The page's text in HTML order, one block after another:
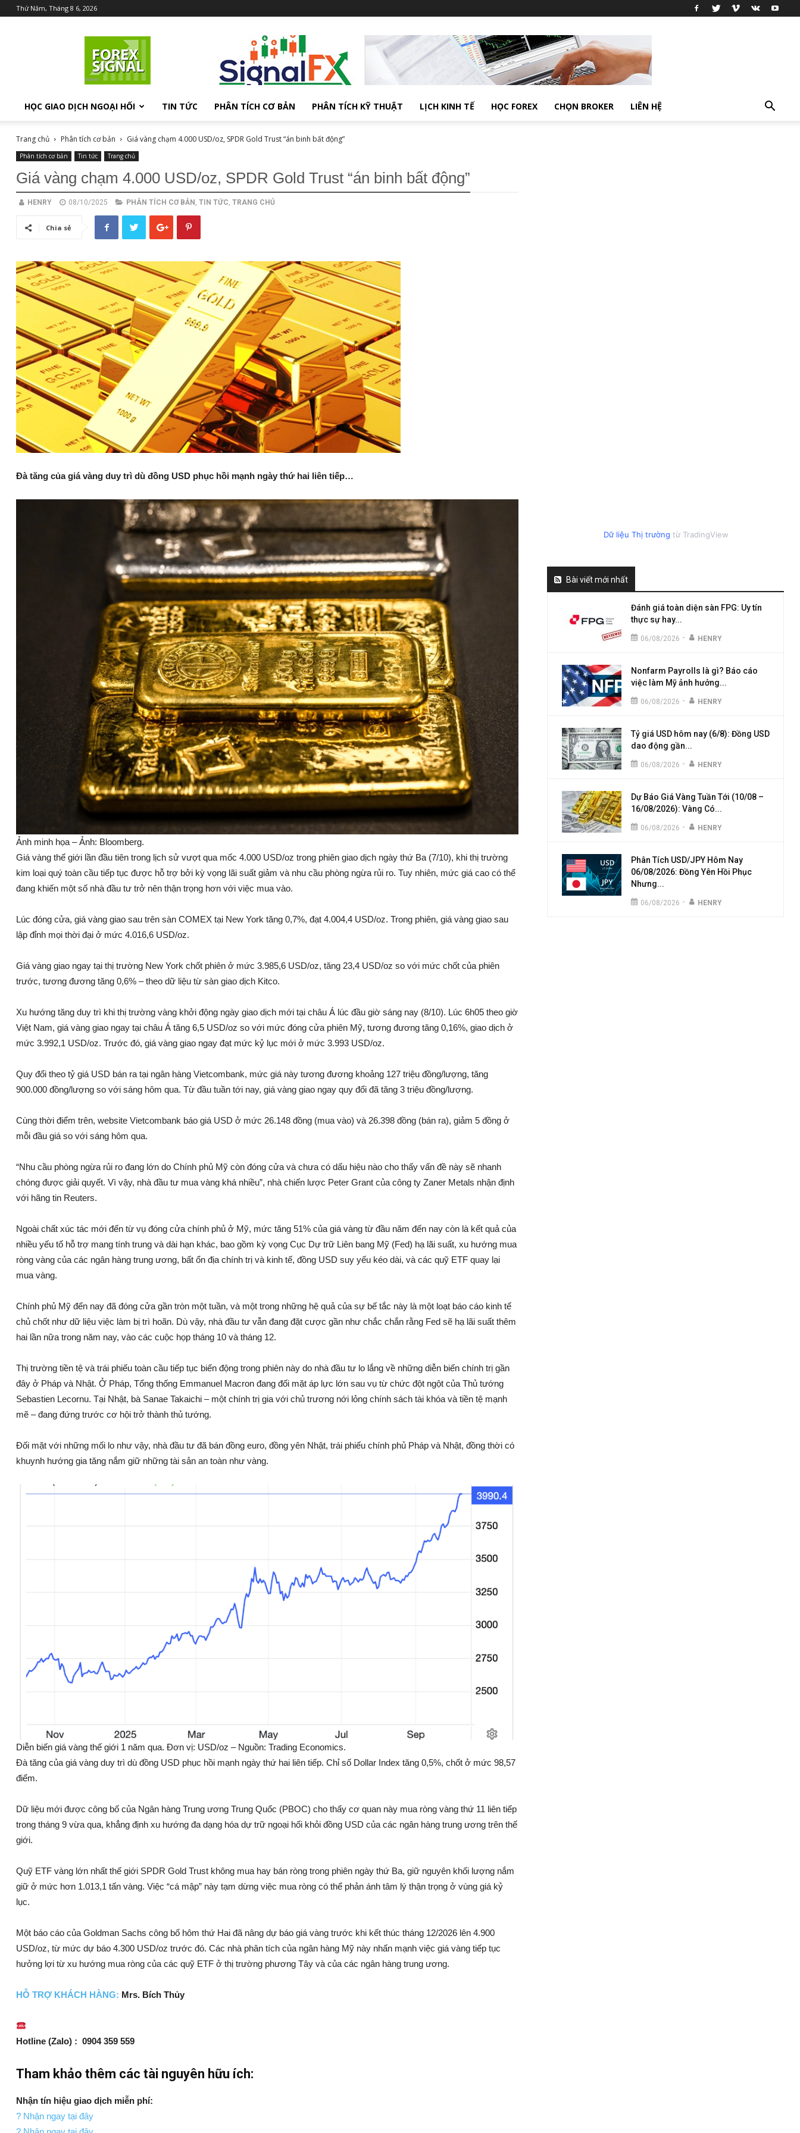
Thứ Năm, Tháng 8 6, 2026
HỌC GIAO DỊCH NGOẠI HỐI
TIN TỨC PHÂN TÍCH CƠ BẢN PHÂN TÍCH KỸ THUẬT LỊCH KINH TẾ HỌC FOREX CHỌN BROKER LIÊN HỆ
Trang chủ Phân tích cơ bản Giá vàng chạm 4.000 USD/oz, SPDR Gold Trust “án binh bất động”
Phân tích cơ bản Tin tức Trang chủ
Giá vàng chạm 4.000 USD/oz, SPDR Gold Trust “án binh bất động”
HENRY 08/10/2025 PHÂN TÍCH CƠ BẢN , TIN TỨC, TRANG CHỦ
Chia sẻ
Đà tăng của giá vàng duy trì dù đồng USD phục hồi mạnh ngày thứ hai liên tiếp…
Ảnh minh họa – Ảnh: Bloomberg.
Giá vàng thế giới lần đầu tiên trong lịch sử vượt qua mốc 4.000 USD/oz trong phiên giao dịch ngày thứ Ba (7/10), khi thị trường
kim loại quý toàn cầu tiếp tục được hỗ trợ bởi kỳ vọng lãi suất giảm và nhu cầu phòng ngừa rủi ro. Tuy nhiên, mức giá cao có thể
đang khiến một số nhà đầu tư trở nên thận trọng hơn với việc mua vào.
Lúc đóng cửa, giá vàng giao sau trên sàn COMEX tại New York tăng 0,7%, đạt 4.004,4 USD/oz. Trong phiên, giá vàng giao sau
lập đỉnh mọi thời đại ở mức 4.016,6 USD/oz.
Giá vàng giao ngay tại thị trường New York chốt phiên ở mức 3.985,6 USD/oz, tăng 23,4 USD/oz so với mức chốt của phiên
trước, tương đương tăng 0,6% – theo dữ liệu từ sàn giao dịch Kitco.
Xu hướng tăng duy trì khi thị trường vàng khởi động ngày giao dịch mới tại châu Á lúc đầu giờ sáng nay (8/10). Lúc 6h05 theo giờ
Việt Nam, giá vàng giao ngay tại châu Á tăng 6,5 USD/oz so với mức đóng cửa phiên Mỹ, tương đương tăng 0,16%, giao dịch ở
mức 3.992,1 USD/oz. Trước đó, giá vàng giao ngay đạt mức kỷ lục mới ở mức 3.993 USD/oz.
Quy đổi theo tỷ giá USD bán ra tại ngân hàng Vietcombank, mức giá này tương đương khoảng 127 triệu đồng/lượng, tăng
900.000 đồng/lượng so với sáng hôm qua. Từ đầu tuần tới nay, giá vàng giao ngay quy đổi đã tăng 3 triệu đồng/lượng.
Cùng thời điểm trên, website Vietcombank báo giá USD ở mức 26.148 đồng (mua vào) và 26.398 đồng (bán ra), giảm 5 đồng ở
mỗi đầu giá so với sáng hôm qua.
“Nhu cầu phòng ngừa rủi ro đang lớn do Chính phủ Mỹ còn đóng cửa và chưa có dấu hiệu nào cho thấy vấn đề này sẽ nhanh
chóng được giải quyết. Vì vậy, nhà đầu tư mua vàng khá nhiều”, nhà chiến lược Peter Grant của công ty Zaner Metals nhận định
với hãng tin Reuters.
Ngoài chất xúc tác mới đến từ vụ đóng cửa chính phủ ở Mỹ, mức tăng 51% của giá vàng từ đầu năm đến nay còn là kết quả của
nhiều yếu tố hỗ trợ mang tính trung và dài hạn khác, bao gồm kỳ vọng Cục Dự trữ Liên bang Mỹ (Fed) hạ lãi suất, xu hướng mua
ròng vàng của các ngân hàng trung ương, bất ổn địa chính trị và kinh tế, đồng USD suy yếu kéo dài, và các quỹ ETF quay lại
mua vàng.
Chính phủ Mỹ đến nay đã đóng cửa gần tròn một tuần, và một trong những hệ quả của sự bế tắc này là một loạt báo cáo kinh tế
chủ chốt như dữ liệu việc làm bị trì hoãn. Dù vậy, nhà đầu tư vẫn đang đặt cược gần như chắc chắn rằng Fed sẽ hạ lãi suất thêm
hai lần nữa trong năm nay, vào các cuộc họp tháng 10 và tháng 12.
Thị trường tiền tệ và trái phiếu toàn cầu tiếp tục biến động trong phiên này do nhà đầu tư lo lắng về những diễn biến chính trị gần
đây ở Pháp và Nhật. Ở Pháp, Tổng thống Emmanuel Macron đang đối mặt áp lực lớn sau vụ từ chức đột ngột của Thủ tướng
Sebastien Lecornu. Tại Nhật, bà Sanae Takaichi – một chính trị gia với chủ trương nới lỏng chính sách tài khóa và tiền tệ mạnh
mẽ – đang đứng trước cơ hội trở thành thủ tướng.
Đối mặt với những mối lo như vậy, nhà đầu tư đã bán đồng euro, đồng yên Nhật, trái phiếu chính phủ Pháp và Nhật, đồng thời có
khuynh hướng gia tăng nắm giữ những tài sản an toàn như vàng.
Diễn biến giá vàng thế giới 1 năm qua. Đơn vị: USD/oz – Nguồn: Trading Economics.
Đà tăng của giá vàng duy trì dù đồng USD phục hồi mạnh ngày thứ hai liên tiếp. Chỉ số Dollar Index tăng 0,5%, chốt ở mức 98,57
điểm.
Dữ liệu mới được công bố của Ngân hàng Trung ương Trung Quốc (PBOC) cho thấy cơ quan này mua ròng vàng thứ 11 liên tiếp
trong tháng 9 vừa qua, khẳng định xu hướng đa dạng hóa dự trữ ngoại hối khỏi đồng USD của các ngân hàng trung ương trên thế
giới.
Quỹ ETF vàng lớn nhất thế giới SPDR Gold Trust không mua hay bán ròng trong phiên ngày thứ Ba, giữ nguyên khối lượng nắm
giữ ở mức hơn 1.013,1 tấn vàng. Việc “cá mập” này tạm dừng việc mua ròng có thể phản ánh tâm lý thận trọng ở vùng giá kỷ
lục.
Một báo cáo của Goldman Sachs công bố hôm thứ Hai đã nâng dự báo giá vàng trước khi kết thúc tháng 12/2026 lên 4.900
USD/oz, từ mức dự báo 4.300 USD/oz trước đó. Các nhà phân tích của ngân hàng Mỹ này nhấn mạnh việc giá vàng tiếp tục
hưởng lợi từ xu hướng mua ròng của các quỹ ETF ở thị trường phương Tây và của các ngân hàng trung ương.
HỖ TRỢ KHÁCH HÀNG: Mrs. Bích Thủy
Hotline (Zalo) : 0904 359 559
Tham khảo thêm các tài nguyên hữu ích:
Nhận tín hiệu giao dịch miễn phí:
? Nhận ngay tại đây
Dữ liệu Thị trường từ TradingView
Bài viết mới nhất
Đánh giá toàn diện sàn FPG: Uy tín
thực sự hay...
06/08/2026 - HENRY
Nonfarm Payrolls là gì? Báo cáo
việc làm Mỹ ảnh hưởng...
06/08/2026 - HENRY
Tỷ giá USD hôm nay (6/8): Đồng USD
dao động gần...
06/08/2026 - HENRY
Dự Báo Giá Vàng Tuần Tới (10/08 –
16/08/2026): Vàng Có...
06/08/2026 - HENRY
Phân Tích USD/JPY Hôm Nay
06/08/2026: Đồng Yên Hồi Phục
Nhưng...
06/08/2026 - HENRY